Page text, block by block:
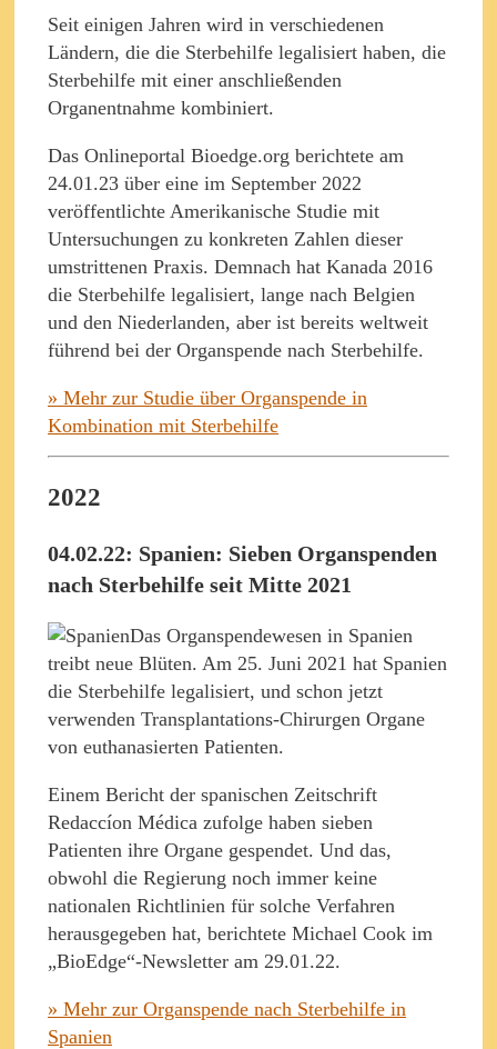
Seit einigen Jahren wird in verschiedenen
Ländern, die die Sterbehilfe legalisiert haben, die
Sterbehilfe mit einer anschließenden
Organentnahme kombiniert.
Das Onlineportal Bioedge.org berichtete am
24.01.23 über eine im September 2022
veröffentlichte Amerikanische Studie mit
Untersuchungen zu konkreten Zahlen dieser
umstrittenen Praxis. Demnach hat Kanada 2016
die Sterbehilfe legalisiert, lange nach Belgien
und den Niederlanden, aber ist bereits weltweit
führend bei der Organspende nach Sterbehilfe.
» Mehr zur Studie über Organspende in
Kombination mit Sterbehilfe
2022
04.02.22: Spanien: Sieben Organspenden
nach Sterbehilfe seit Mitte 2021
Das Organspendewesen in Spanien
treibt neue Blüten. Am 25. Juni 2021 hat Spanien
die Sterbehilfe legalisiert, und schon jetzt
verwenden Transplantations-Chirurgen Organe
von euthanasierten Patienten.
Einem Bericht der spanischen Zeitschrift
Redaccíon Médica zufolge haben sieben
Patienten ihre Organe gespendet. Und das,
obwohl die Regierung noch immer keine
nationalen Richtlinien für solche Verfahren
herausgegeben hat, berichtete Michael Cook im
„BioEdge“-Newsletter am 29.01.22.
» Mehr zur Organspende nach Sterbehilfe in
Spanien